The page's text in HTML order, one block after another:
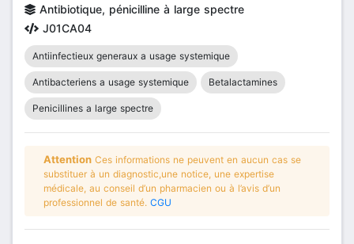
Antibiotique, pénicilline à large spectre
J01CA04
Antiinfectieux generaux a usage systemique
Antibacteriens a usage systemique Betalactamines
Penicillines a large spectre
Attention Ces informations ne peuvent en aucun cas se
substituer à un diagnostic,une notice, une expertise
médicale, au conseil d’un pharmacien ou à l’avis d’un
professionnel de santé. CGU